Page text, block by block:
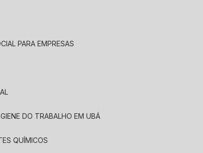
PARA EMPRESAS
DO TRABALHO EM UBÁ
QUÍMICOS